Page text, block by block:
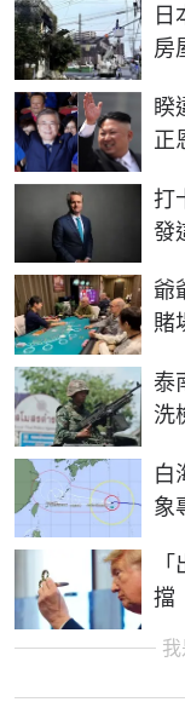
房
睽
正
打
發
爺
賭
泰
洗
白
象
擋